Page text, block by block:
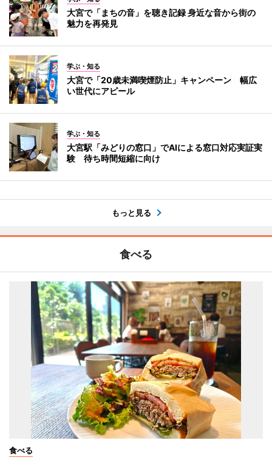
大宮で「まちの音」を聴き記録 身近な音から街の
魅力を再発見
学ぶ・知る
大宮で「20歳未満喫煙防止」キャンペーン 幅広
い世代にアピール
学ぶ・知る
大宮駅「みどりの窓口」でAIによる窓口対応実証実
験 待ち時間短縮に向け
もっと見る
食べる
食べる